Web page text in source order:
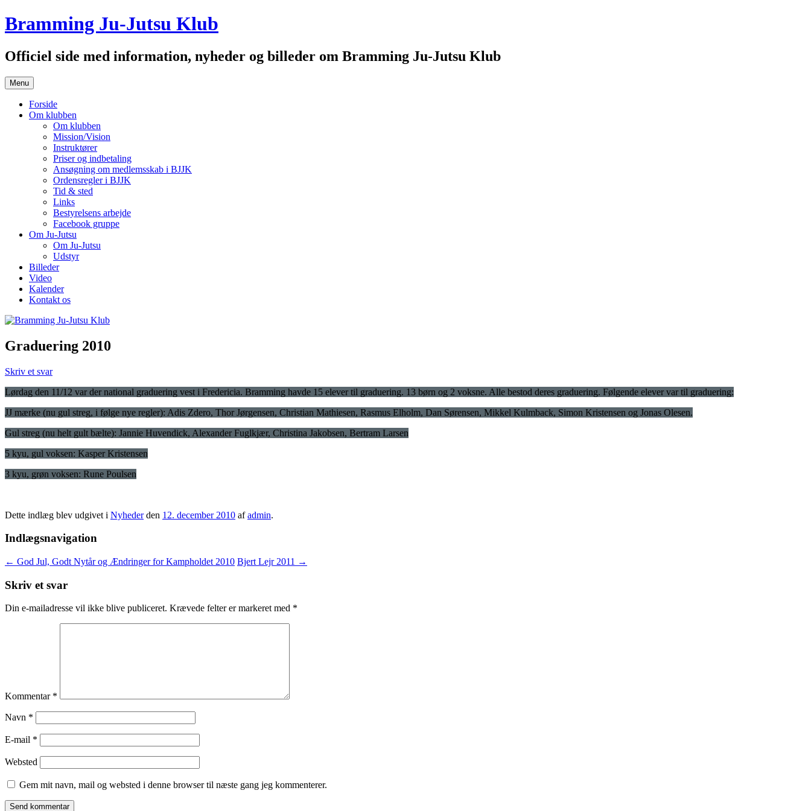
Hop
til
Bramming Ju-Jutsu Klub
Officiel side med information, nyheder og billeder om Bramming Ju-Jutsu Klub
Menu
Forside
Om klubben
Om klubben
Mission/Vision
Instruktører
Priser og indbetaling
Ansøgning om medlemsskab i BJJK
Ordensregler i BJJK
Tid & sted
Links
Bestyrelsens arbejde
Facebook gruppe
Om Ju-Jutsu
Om Ju-Jutsu
Udstyr
Billeder
Video
Kalender
Kontakt os
Graduering 2010
Skriv et svar
Lørdag den 11/12 var der national graduering vest i Fredericia. Bramming havde 15 elever til graduering. 13 børn og 2 voksne. Alle bestod deres graduering. Følgende elever var til graduering:
JJ mærke (nu gul streg, i følge nye regler): Adis Zdero, Thor Jørgensen, Christian Mathiesen, Rasmus Elholm, Dan Sørensen, Mikkel Kulmback, Simon Kristensen og Jonas Olesen.
Gul streg (nu helt gult bælte): Jannie Huvendick, Alexander Fuglkjær, Christina Jakobsen, Bertram Larsen
5 kyu, gul voksen: Kasper Kristensen
3 kyu, grøn voksen: Rune Poulsen
Dette indlæg blev udgivet i Nyhederden 12. december 2010 afadmin.
Indlægsnavigation
← God Jul, Godt Nytår og Ændringer for Kampholdet 2010 Bjert Lejr 2011 →
Skriv et svar
Din e-mailadresse vil ikke blive publiceret. Krævede felter er markeret med *
Kommentar *
Navn *
E-mail *
Websted
Gem mit navn, mail og websted i denne browser til næste gang jeg kommenterer.